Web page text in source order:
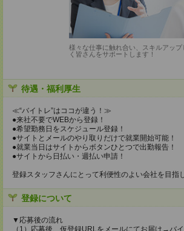
様々な仕事に触れ合い、スキルアップ
く皆さんをサポートします！
待遇・福利厚生
≪“バイトレ”はココが違う！≫
●来社不要でWEBから登録！
●希望勤務日をスケジュール登録！
●サイトとメールのやり取りだけで就業開始可能！
●就業当日はサイトからボタンひとつで出勤報告！
●サイトから日払い・週払い申請！
登録スタッフさんにとって利便性のよい会社を目指
登録について
▼応募後の流れ
（1）応募後、仮登録URLをメールにてお届け→バ